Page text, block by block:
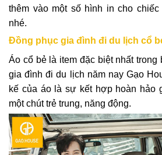
thêm vào một số hình in cho
nhé.
Đồng phục gia đình đi du lịch cổ
Áo cổ bẻ là item đặc biệt nhất
gia đình đi du lịch năm nay Gạo
kế của áo là sự kết hợp hoàn hảo
một chút trẻ trung, năng động.